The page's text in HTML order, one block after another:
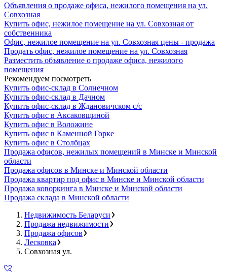
Объявления о продаже офиса, нежилого помещения на ул.
Совхозная
Купить офис, нежилое помещение на ул. Совхозная от
собственника
Офис, нежилое помещение на ул. Совхозная цены - продажа
Продать офис, нежилое помещение на ул. Совхозная
Разместить объявление о продаже офиса, нежилого
помещения
Рекомендуем посмотреть
Купить офис-склад в Солнечном
Купить офис-склад в Дачном
Купить офис-склад в Ждановичском с/с
Купить офис в Аксаковщиной
Купить офис в Воложине
Купить офис в Каменной Горке
Купить офис в Столбцах
Продажа офисов, нежилых помещений в Минске и Минской
области
Продажа офисов в Минске и Минской области
Продажа квартир под офис в Минске и Минской области
Продажа коворкинга в Минске и Минской области
Продажа склада в Минской области
Недвижимость Беларуси
Продажа недвижимости
Продажа офисов
Лесковка
Совхозная ул.